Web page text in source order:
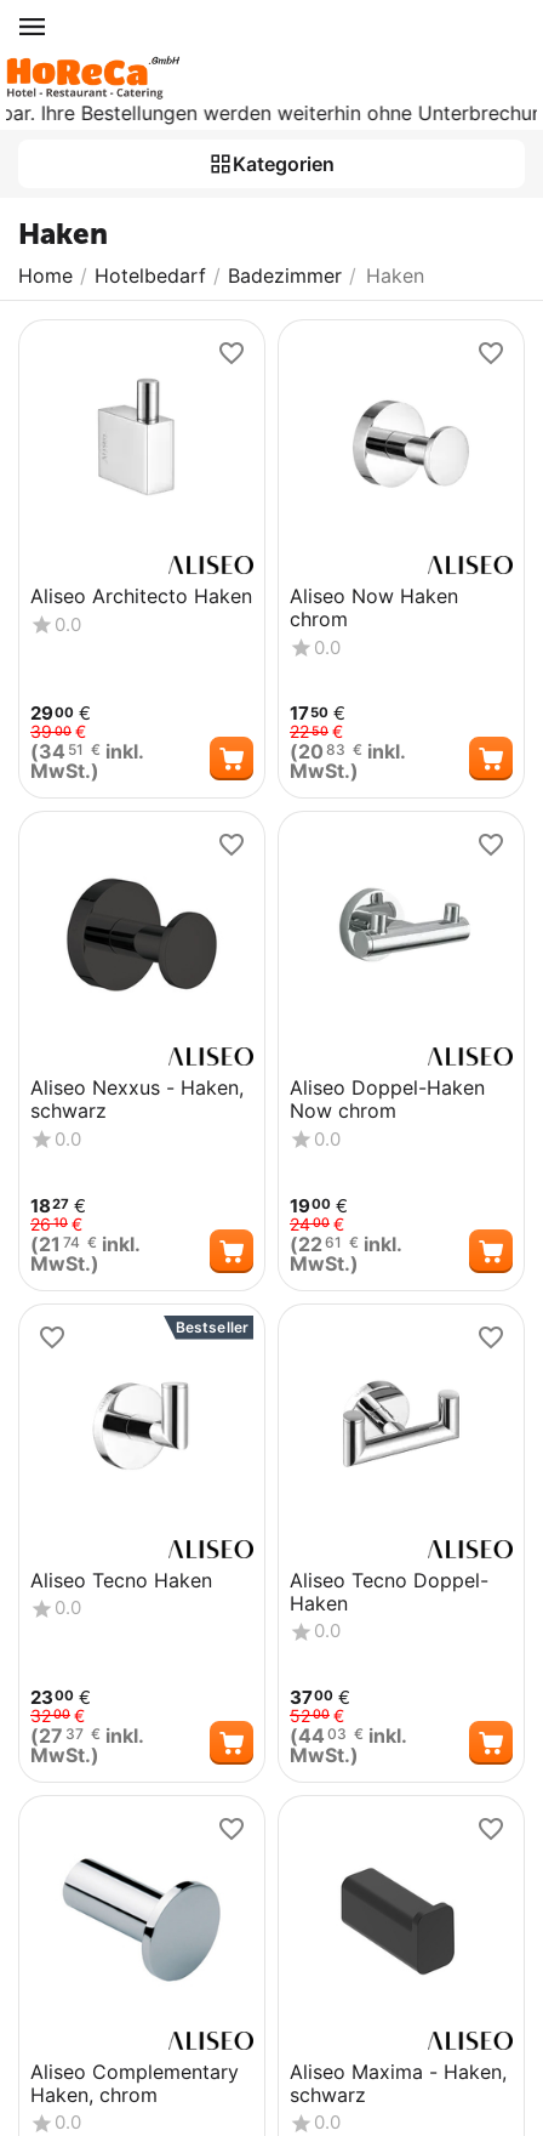
Bestellungen werden weiterhin ohne
Kategorien
Haken
Home / Hotelbedarf / Badezimmer / Haken
Aliseo Architecto Haken
0.0
2900 €
3900 €
(34 51 € inkl.
MwSt.)
Aliseo Now Haken
chrom
0.0
1750 €
2250 €
(20 83 € inkl.
MwSt.)
Aliseo Nexxus - Haken,
schwarz
0.0
1827 €
2610 €
(21 74 € inkl.
MwSt.)
Aliseo Doppel-Haken
Now chrom
0.0
1900 €
2400 €
(2261 € inkl.
MwSt.)
Bestseller
Aliseo Tecno Haken
0.0
2300 €
3200 €
(27 37 € inkl.
MwSt.)
Aliseo Tecno Doppel-
Haken
0.0
3700 €
5200 €
(44 03 € inkl.
MwSt.)
Aliseo Complementary
Haken, chrom
0.0
Aliseo Maxima - Haken,
schwarz
0.0